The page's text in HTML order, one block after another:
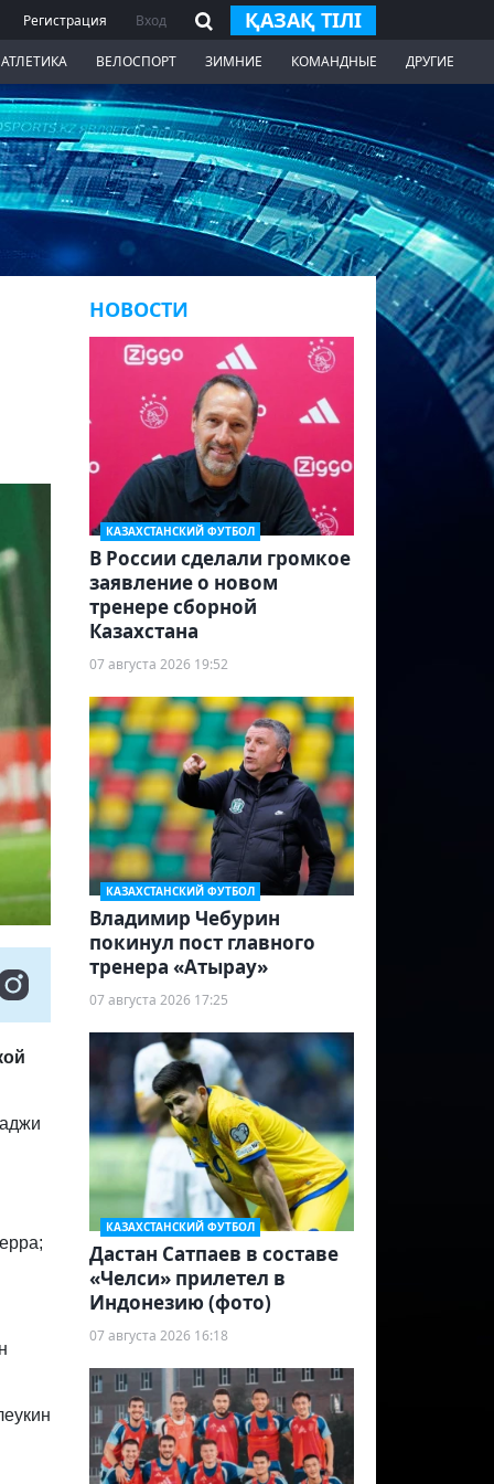
Регистрация Вход ҚАЗАҚ ТІЛІ
ВЕЛОСПОРТ ЗИМНИЕ КОМАНДНЫЕ ДРУГИЕ
НОВОСТИ
КАЗАХСТАНСКИЙ ФУТБОЛ
В России сделали громкое
заявление о новом
тренере сборной
Казахстана
07 августа 2026 19:52
КАЗАХСТАНСКИЙ ФУТБОЛ
Владимир Чебурин
покинул пост главного
тренера «Атырау»
07 августа 2026 17:25
КАЗАХСТАНСКИЙ ФУТБОЛ
Дастан Сатпаев в составе
«Челси» прилетел в
Индонезию (фото)
07 августа 2026 16:18